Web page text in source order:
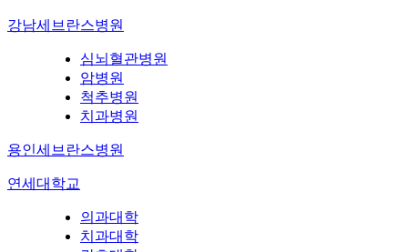
강남세브란스병원
심뇌혈관병원
암병원
척추병원
치과병원
용인세브란스병원
연세대학교
의과대학
치과대학